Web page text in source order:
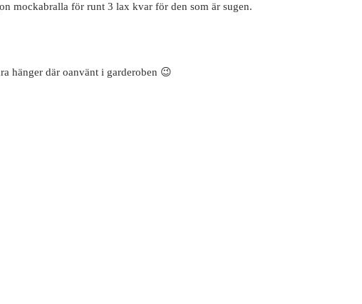
mockabralla för runt 3 lax kvar för den som är sugen.
hänger där oanvänt i garderoben 😉